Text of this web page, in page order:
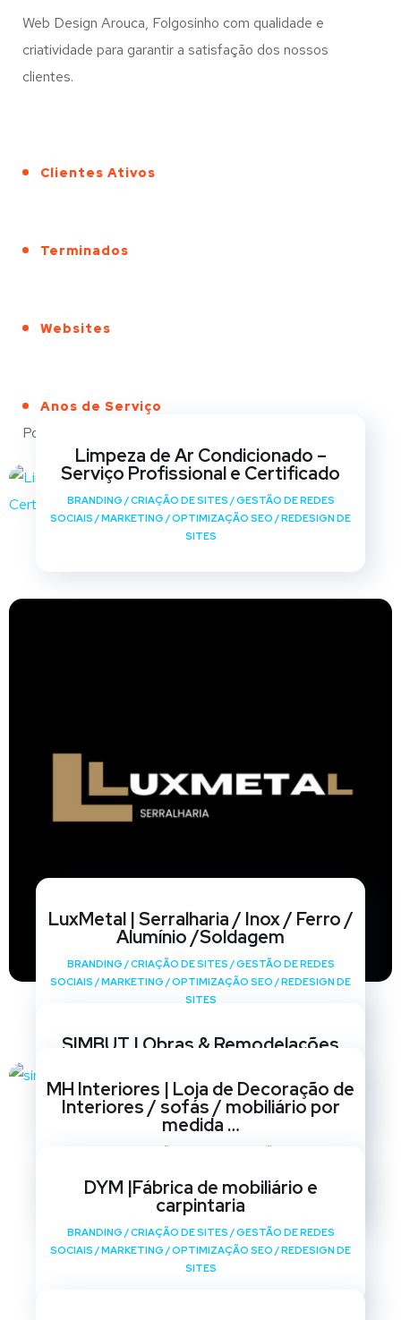
Web Design Arouca, Folgosinho com qualidade e
criatividade para garantir a satisfação dos nossos
clientes.
Clientes Ativos
Terminados
Websites
Anos de Serviço
Portfólio
Limpeza de Ar Condicionado –
Serviço Profissional e Certificado
BRANDING /CRIAÇÃO DE SITES /GESTÃO DE REDES
SOCIAIS /MARKETING /OPTIMIZAÇÃO SEO /REDESIGN DE
SITES
LuxMetal | Serralharia / Inox / Ferro /
Alumínio /Soldagem
BRANDING /CRIAÇÃO DE SITES /GESTÃO DE REDES
SOCIAIS /MARKETING /OPTIMIZAÇÃO SEO /REDESIGN DE
SITES
SIMBUT | Obras & Remodelações
SOCIAIS /MARKETING OPTIMIZAÇÃO SEO/ REDESIGN DE
SITES
MH Interiores | Loja de Decoração de
Interiores / sofás / mobiliário por
medida …
SITES
DYM |Fábrica de mobiliário e
carpintaria
BRANDING /CRIAÇÃO DE SITES /GESTÃO DE REDES
SOCIAIS /MARKETING /OPTIMIZAÇÃO SEO /REDESIGN DE
SITES